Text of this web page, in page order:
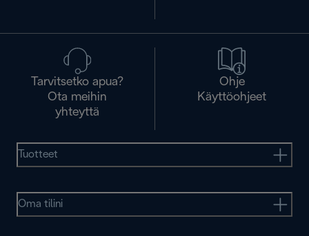
Tarvitsetko apua?
Ota meihin
yhteyttä
Ohje
Käyttöohjeet
Tuotteet
Oma tilini